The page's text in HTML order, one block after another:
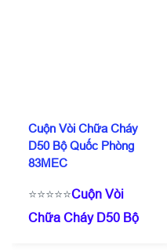
Cuộn Vòi Chữa Cháy
D50 Bộ Quốc Phòng
83MEC
⭐⭐⭐⭐⭐Cuộn Vòi
Chữa Cháy D50 Bộ